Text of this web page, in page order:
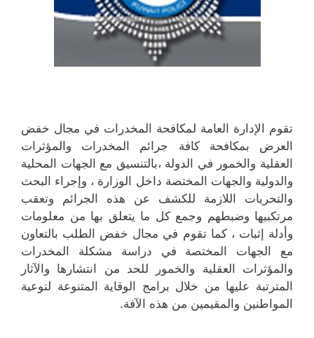
تقوم الإدارة العامة لمكافحة المخدرات في مجال خفض
العرض بمكافحة كافة جرائم المخدرات والمؤثرات
العقلية والخمور في الدولة ،بالتنسيق مع الجهات المحلية
والدولية والجهات المختصة داخل الوزارة ، وإجراء البحث
والتحريات اللازمة للكشف عن هذه الجرائم وتعقب
مرتكبيها وضبطهم وجمع كل ما يتعلق بها من معلومات
وأدلة إثبات ، كما تقوم في مجال خفض الطلب بالتعاون
مع الجهات المختصة في دراسة مشكلة المخدرات
والمؤثرات العقلية والخمور للحد من انتشارها والآثار
المترتبة عليها من خلال برامج الوقاية المتنوعة لتوعية
المواطنين والمقيمين من هذه الآفة.